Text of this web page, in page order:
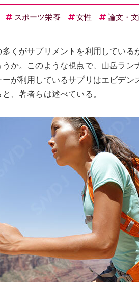
スポーツ栄養 女性 論文・
くがサプリメントを利用してい
か。このような視点で、山岳ラ
が利用しているサプリはエビデ
、著者らは述べている。